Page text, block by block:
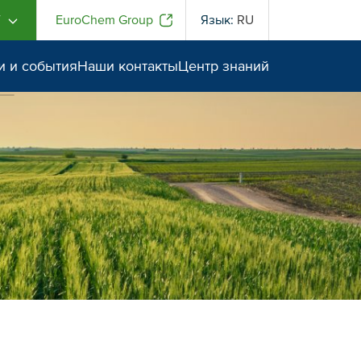
EuroChem Group Язык: RU
и событияНаши контактыЦентр знаний